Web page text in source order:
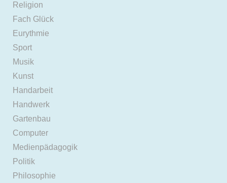
Religion
Fach Glück
Eurythmie
Sport
Musik
Kunst
Handarbeit
Handwerk
Gartenbau
Computer
Medienpädagogik
Politik
Philosophie